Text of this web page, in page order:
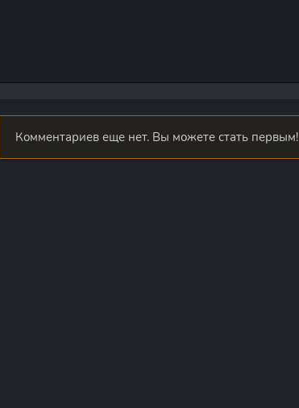
Комментариев еще нет. Вы можете стать первым!